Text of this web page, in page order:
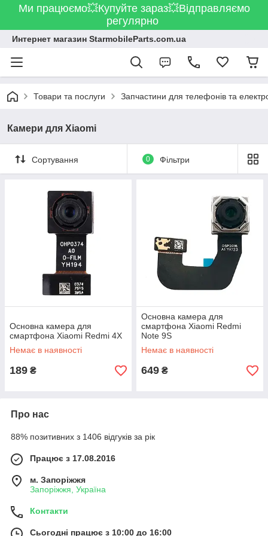
Ми працюємо💥Купуйте зараз💥Відправляємо
регулярно
Интернет магазин StarmobileParts.com.ua
Товари та послуги Запчастини для телефонів та
Камери для Xiaomi
Сортування 0 Фільтри
Основна камера для
смартфона Xiaomi Redmi 4X
Немає в наявності
189 ₴
Основна камера для
смартфона Xiaomi Redmi
Note 9S
Немає в наявності
649 ₴
Про нас
88% позитивних з 1406 відгуків за рік
Працює з 17.08.2016
м. Запоріжжя
Запоріжжя, Україна
Контакти
Сьогодні працює з 10:00 до 16:00